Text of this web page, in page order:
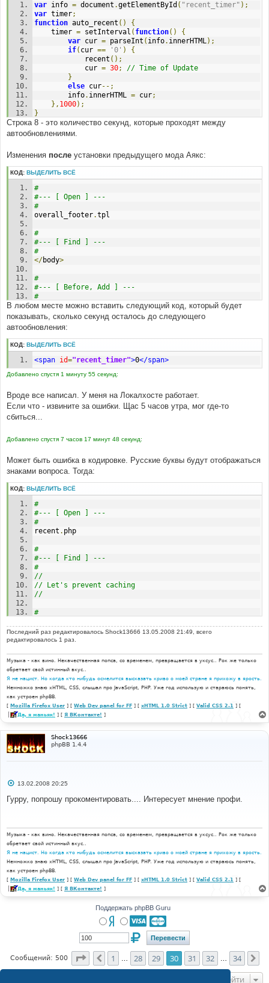
var info = document .getElementById ( "recent_timer" );
var timer;
function auto_recent ()
{
	timer
= setInterval ( function()
{
var cur = parseInt ( info. innerHTML);
if( cur == '0' )
{
			recent
();
			cur
= 30;
// Time of Update
}
else cur--;
		info
. innerHTML = cur;
}, 1000);
}
Строка 8 - это количество секунд, которые проходят между
автообновлениями.
Изменения после установки предыдущего мода Аякс:
КОД: ВЫДЕЛИТЬ ВСЁ
#
#--- [ Open ] ---
#
overall_footer.tpl
#
#--- [ Find ] ---
#
</body>
#
#--- [ Before, Add ] ---
#
< script type= "text/javascript"
src
"auto_recent_ajax.js"></script>
#
#--- [ Open ] ---
#
overall_header.tpl
#--- [ Find ] ---
#
<
#--- [ In line, find ] ---
onload="recent();"
#--- [ In line, replace ] ---
#
onload
В любом месте можно вставить следующий код, который будет
показывать, сколько секунд осталось до следующего
автообновления:
КОД: ВЫДЕЛИТЬ ВСЁ
<span id="recent_timer">0</span>
Добавлено спустя 1 минуту 55 секунд:
Вроде все написал. У меня на Локалхосте работает.
Если что - извините за ошибки. Щас 5 часов утра, мог где-то
сбиться...
Добавлено спустя 7 часов 17 минут 48 секунд:
Может быть ошибка в кодировке. Русские буквы будут отображаться
знаками вопроса. Тогда:
КОД: ВЫДЕЛИТЬ ВСЁ
#
#--- [ Open ] ---
#
recent . php
#
#--- [ Find ] ---
#
//
// Let's prevent caching
//
#
#
header ('Content-type: text/html; charset=windows-
Последний раз редактировалось Shock13666 13.05.2008 21:49, всего
редактировалось 1 раз.
Музыка - как вино. Некачественная попса, со временем, превращается в уксус.. Рок же только
обретает свой истинный вкус..
Я не нацист. Но когда кто нибудь осмелится высказать криво о моей стране я прихожу в ярость.
Немножко знаю xHTML, CSS, слышал про JavaScript, PHP. Уже год использую и стараюсь понять,
как устроен phpBB.
[ Mozilla Firefox User ] [ Web Dev panel for FF ] [ xHTML 1.0 Strict ] [ Valid CSS 2.1 ] [
Да, я маньяк! ] [ Я ВКонтакте! ]
Shock13666
phpBB 1.4.4
С
о
б
и
13.02.2008 20:25
Гурру, попрошу прокоментировать.... Интересует мнение профи.
Музыка - как вино. Некачественная попса, со временем, превращается в уксус.. Рок же только
обретает свой истинный вкус..
Я не нацист. Но когда кто нибудь осмелится высказать криво о моей стране я прихожу в ярость.
Немножко знаю xHTML, CSS, слышал про JavaScript, PHP. Уже год использую и стараюсь понять,
как устроен phpBB.
[ Mozilla Firefox User ] [ Web Dev panel for FF ] [ xHTML 1.0 Strict ] [ Valid CSS 2.1 ] [
Да, я маньяк! ] [ Я ВКонтакте! ]
Поддержать phpBB Guru
Сообщений: 500 Страница30 из 34
Пред.
1 … 28 29 30 31 32 … 34
Перейти